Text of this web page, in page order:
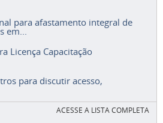
para afastamento integral de
em...
Licença Capacitação
para discutir acesso,
ACESSE A LISTA COMPLETA